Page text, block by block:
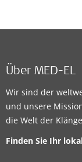
Über MED-EL
Wir sind der
und unsere
die Welt der
Finden Sie Ihr